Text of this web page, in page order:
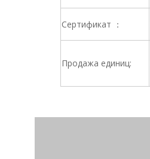
Сертификат ：
Продажа единиц: